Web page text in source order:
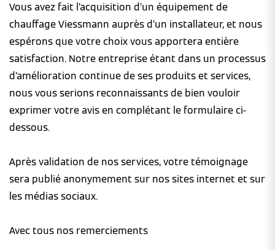
Vous avez fait l’acquisition d’un équipement de
chauffage Viessmann auprès d’un installateur, et nous
espérons que votre choix vous apportera entière
satisfaction. Notre entreprise étant dans un processus
d’amélioration continue de ses produits et services,
nous vous serions reconnaissants de bien vouloir
exprimer votre avis en complétant le formulaire ci-
dessous.
Après validation de nos services, votre témoignage
sera publié anonymement sur nos sites internet et sur
les médias sociaux.
Avec tous nos remerciements